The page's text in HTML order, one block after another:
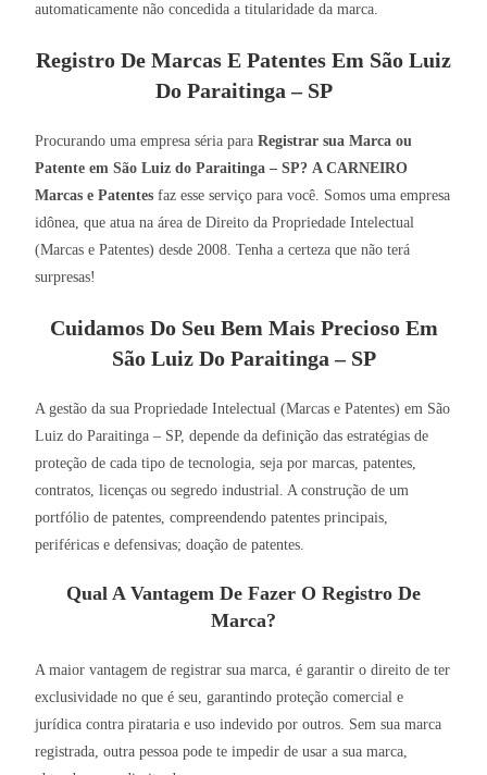
automaticamente não concedida a titularidade da marca.
Registro De Marcas E Patentes Em São Luiz
Do Paraitinga – SP
Procurando uma empresa séria paraRegistrar sua Marca ou
Patente em São Luiz do Paraitinga – SP? A CARNEIRO
Marcas e Patentes faz esse serviço para você. Somos uma empresa
idônea, que atua na área de Direito da Propriedade Intelectual
(Marcas e Patentes) desde 2008. Tenha a certeza que não terá
surpresas!
Cuidamos Do Seu Bem Mais Precioso Em
São Luiz Do Paraitinga – SP
A gestão da sua Propriedade Intelectual (Marcas e Patentes) em São
Luiz do Paraitinga – SP, depende da definição das estratégias de
proteção de cada tipo de tecnologia, seja por marcas, patentes,
contratos, licenças ou segredo industrial. A construção de um
portfólio de patentes, compreendendo patentes principais,
periféricas e defensivas; doação de patentes.
Qual A Vantagem De Fazer O Registro De
Marca?
A maior vantagem de registrar sua marca, é garantir o direito de ter
exclusividade no que é seu, garantindo proteção comercial e
jurídica contra pirataria e uso indevido por outros. Sem sua marca
registrada, outra pessoa pode te impedir de usar a sua marca,